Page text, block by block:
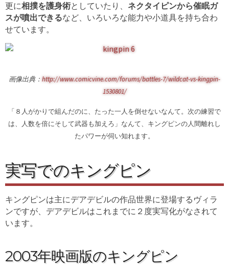
更に相撲を護身術としていたり、 ネクタイピンから催眠ガ
スが噴出できるなど、いろいろな能力や小道具を持ち合わ
せています。
画像出典： http://www.comicvine.com/forums/battles-7/wildcat-vs-kingpin-
1530801/
「８人がかりで組んだのに、たった一人を倒せないなんて。次の練習で
は、人数を倍にそして武器も加えろ」なんて、キングピンの人間離れし
たパワーが伺い知れます。
実写でのキングピン
キングピンは主にデアデビルの作品世界に登場するヴィラ
ンですが、デアデビルはこれまでに２度実写化がなされて
います。
2003年映画版のキングピン